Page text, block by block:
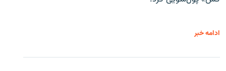
ادامه خبر